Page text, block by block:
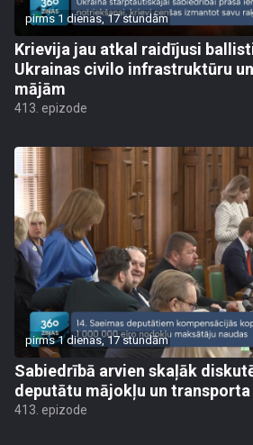
pirms 1 dienas, 17 stundām
Krievija jau atkal raidījusi
Ukrainas civilo infrastruktūru
mājām
413. epizode
pirms 1 dienas, 17 stundām
Sabiedrībā arvien skaļāk
deputātu mājokļu un
413. epizode